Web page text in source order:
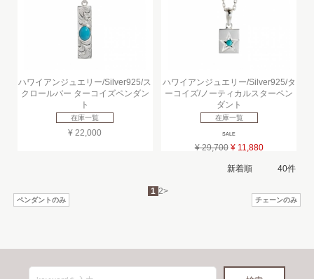
ハワイアンジュエリー/Silver925/ス
クロールバー ターコイズペンダン
ト
在庫一覧
¥ 22,000
ハワイアンジュエリー/Silver925/タ
ーコイズ/ノーティカルスターペン
ダント
在庫一覧
SALE
¥ 29,700 ¥ 11,880
1 2>
ペンダントのみ チェーンのみ